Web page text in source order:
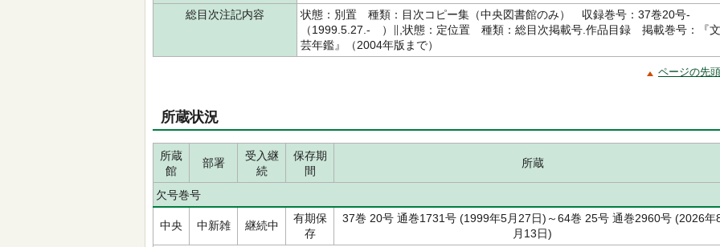
総目次注記内容
状態：別置 種類：目次コピー集（中央図書館のみ） 収録巻号：37巻20号-
（1999.5.27.- ）∥,状態：定位置 種類：総目次掲載号.作品目録 掲載巻号：『文
芸年鑑』（2004年版まで）
ページの先
所蔵状況
所蔵
館
部署
受入継
続
保存期
間
所蔵
欠号巻号
中央 中新雑 継続中
有期保
存
37巻 20号 通巻1731号 (1999年5月27日)～64巻 25号 通巻2960号 (2026年
月13日)